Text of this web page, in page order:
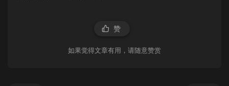
赞
如果觉得文章有用，请随意赞赏